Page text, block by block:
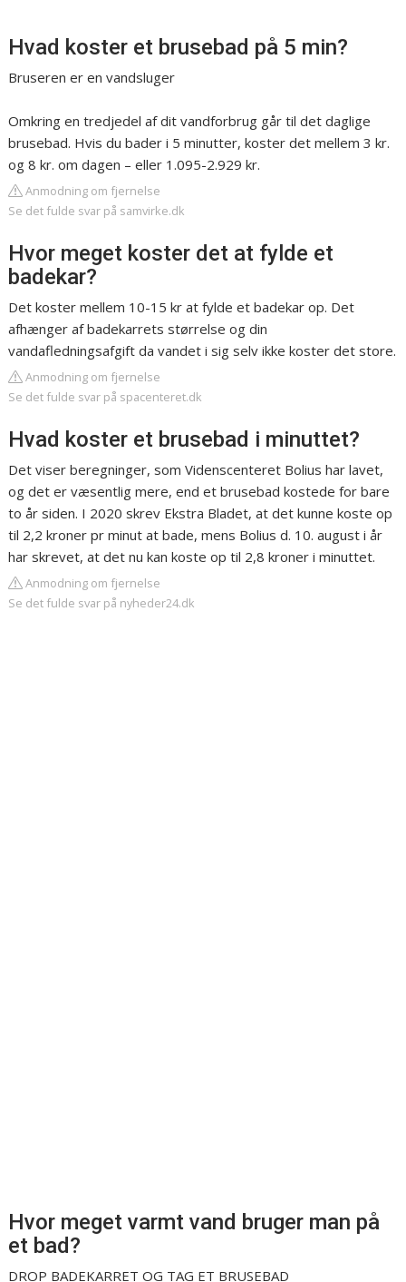
Hvad koster et brusebad på 5 min?
Bruseren er en vandsluger
Omkring en tredjedel af dit vandforbrug går til det daglige
brusebad. Hvis du bader i 5 minutter, koster det mellem 3 kr.
og 8 kr. om dagen – eller 1.095-2.929 kr.
Anmodning om fjernelse
Se det fulde svar på samvirke.dk
Hvor meget koster det at fylde et
badekar?
Det koster mellem 10-15 kr at fylde et badekar op. Det
afhænger af badekarrets størrelse og din
vandafledningsafgift da vandet i sig selv ikke koster det store.
Anmodning om fjernelse
Se det fulde svar på spacenteret.dk
Hvad koster et brusebad i minuttet?
Det viser beregninger, som Videnscenteret Bolius har lavet,
og det er væsentlig mere, end et brusebad kostede for bare
to år siden. I 2020 skrev Ekstra Bladet, at det kunne koste op
til 2,2 kroner pr minut at bade, mens Bolius d. 10. august i år
har skrevet, at det nu kan koste op til 2,8 kroner i minuttet.
Anmodning om fjernelse
Se det fulde svar på nyheder24.dk
Hvor meget varmt vand bruger man på
et bad?
DROP BADEKARRET OG TAG ET BRUSEBAD